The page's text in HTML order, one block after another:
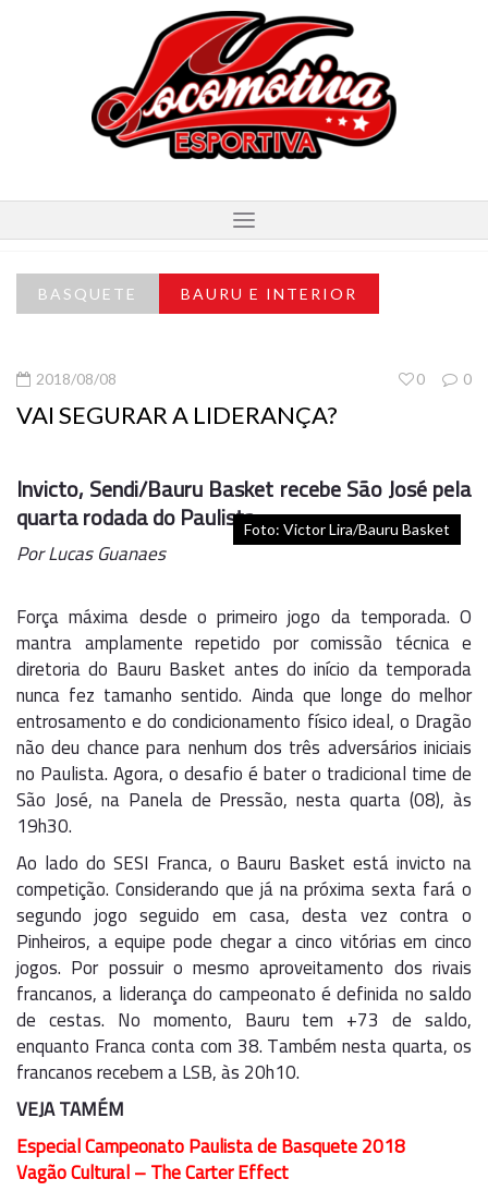
BASQUETE BAURU E INTERIOR
2018/08/08 0
0
VAI SEGURAR A LIDERANÇA?
Invicto, Sendi/Bauru Basket recebe São José pela
quarta rodada do Paulista
Por Lucas Guanaes
Foto: Victor Lira/Bauru Basket
Força máxima desde o primeiro jogo da temporada. O
mantra amplamente repetido por comissão técnica e
diretoria do Bauru Basket antes do início da temporada
nunca fez tamanho sentido. Ainda que longe do melhor
entrosamento e do condicionamento físico ideal, o Dragão
não deu chance para nenhum dos três adversários iniciais
no Paulista. Agora, o desafio é bater o tradicional time de
São José, na Panela de Pressão, nesta quarta (08), às
19h30.
Ao lado do SESI Franca, o Bauru Basket está invicto na
competição. Considerando que já na próxima sexta fará o
segundo jogo seguido em casa, desta vez contra o
Pinheiros, a equipe pode chegar a cinco vitórias em cinco
jogos. Por possuir o mesmo aproveitamento dos rivais
francanos, a liderança do campeonato é definida no saldo
de cestas. No momento, Bauru tem +73 de saldo,
enquanto Franca conta com 38. Também nesta quarta, os
francanos recebem a LSB, às 20h10.
VEJA TAMÉM
Especial Campeonato Paulista de Basquete 2018
Vagão Cultural – The Carter Effect